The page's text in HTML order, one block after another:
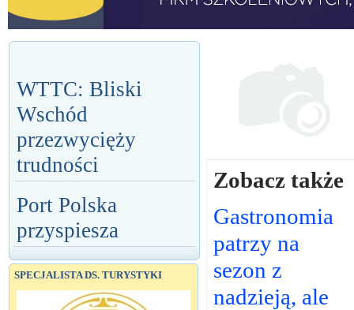
WTTC: Bliski
Wschód
przezwycięży
trudności
Port Polska
przyspiesza
SPECJALISTA DS. TURYSTYKI
Zobacz także
Gastronomia
patrzy na
sezon z
nadzieją, ale